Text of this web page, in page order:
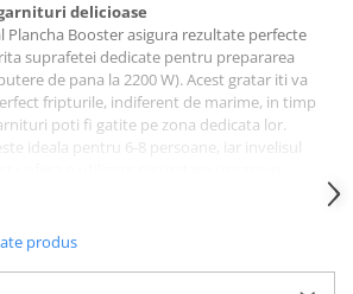
delicioase
Plancha Booster asigura rezultate perfecte
suprafetei dedicate pentru prepararea
de pana la 2200 W). Acest gratar iti va
fripturile, indiferent de marime, in timp
poti fi gatite pe zona dedicata lor.
ideala pentru 6-8 persoane, iar invelisul
Plancha Booster: Treci la nivelul
Tefal Plancha Booster ce va duce
produs